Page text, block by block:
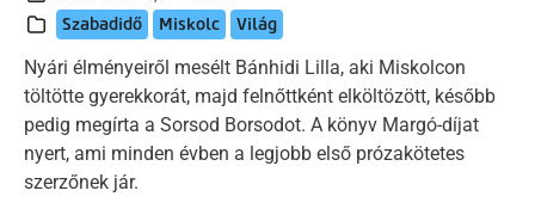
Szabadidő Miskolc Világ
Nyári élményeiről mesélt Bánhidi Lilla, aki Miskolcon
töltötte gyerekkorát, majd felnőttként elköltözött, később
pedig megírta a Sorsod Borsodot. A könyv Margó-díjat
nyert, ami minden évben a legjobb első prózakötetes
szerzőnek jár.